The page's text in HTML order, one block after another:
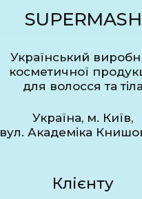
SUPERMASH
Український
косметичної
для волосся та тіла
Україна, м. Київ,
вул. Академіка
Клієнту